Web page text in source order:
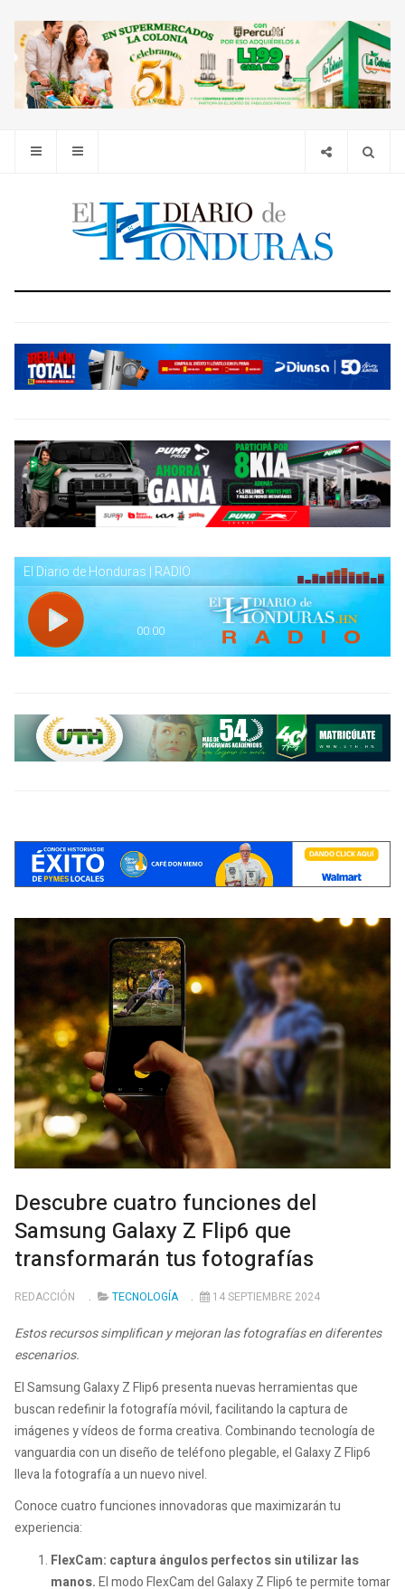
Descubre cuatro funciones del
Samsung Galaxy Z Flip6 que
transformarán tus fotografías
REDACCIÓN TECNOLOGÍA 14 SEPTIEMBRE 2024
Estos recursos simplifican y mejoran las fotografías en diferentes
escenarios.
El Samsung Galaxy Z Flip6 presenta nuevas herramientas que
buscan redefinir la fotografía móvil, facilitando la captura de
imágenes y vídeos de forma creativa. Combinando tecnología de
vanguardia con un diseño de teléfono plegable, el Galaxy Z Flip6
lleva la fotografía a un nuevo nivel.
Conoce cuatro funciones innovadoras que maximizarán tu
experiencia:
FlexCam: captura ángulos perfectos sin utilizar las
manos.El modo FlexCam del Galaxy Z Flip6 te permite tomar